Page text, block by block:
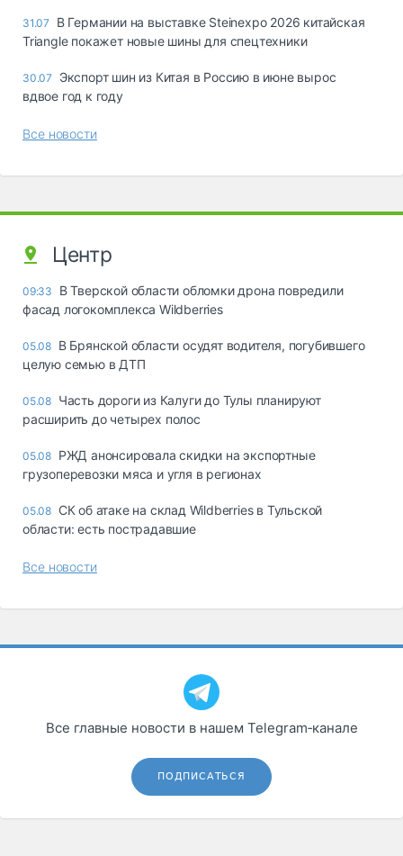
31.07
В Германии на выставке Steinexpo 2026 китайская
Triangle покажет новые шины для спецтехники
30.07
Экспорт шин из Китая в Россию в июне вырос
вдвое год к году
Все новости
Центр
09:33
В Тверской области обломки дрона повредили
фасад логокомплекса Wildberries
05.08 В Брянской области осудят водителя, погубившего
целую семью в ДТП
05.08 Часть дороги из Калуги до Тулы планируют
расширить до четырех полос
05.08 РЖД анонсировала скидки на экспортные
грузоперевозки мяса и угля в регионах
05.08 СК об атаке на склад Wildberries в Тульской
области: есть пострадавшие
Все новости
Все главные новости в нашем Telegram‑канале
ПОДПИСАТЬСЯ